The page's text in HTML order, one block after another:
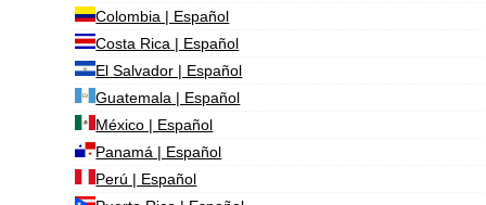
Colombia | Español
Costa Rica | Español
El Salvador | Español
Guatemala | Español
México | Español
Panamá | Español
Perú | Español